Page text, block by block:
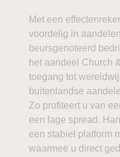
Met een
voordelig in
beursgenoteerd
het aandeel Church
toegang tot
buitenlandse
Zo profiteert u van
een lage spread.
een stabiel platform
waarmee u direct